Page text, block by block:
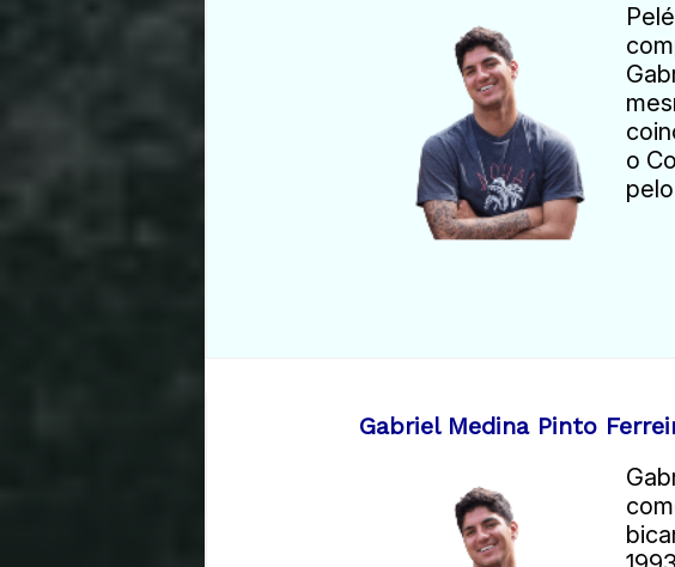
o
Gabriel Medina Pinto